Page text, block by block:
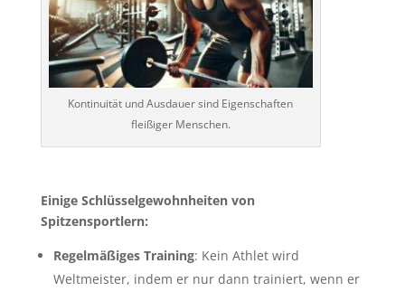
Kontinuität und Ausdauer sind Eigenschaften
fleißiger Menschen.
Einige Schlüsselgewohnheiten von
Spitzensportlern:
Regelmäßiges Training: Kein Athlet wird
Weltmeister, indem er nur dann trainiert, wenn er